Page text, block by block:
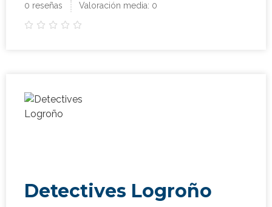
0 reseñas
Valoración media: 0
    
Detectives Logroño